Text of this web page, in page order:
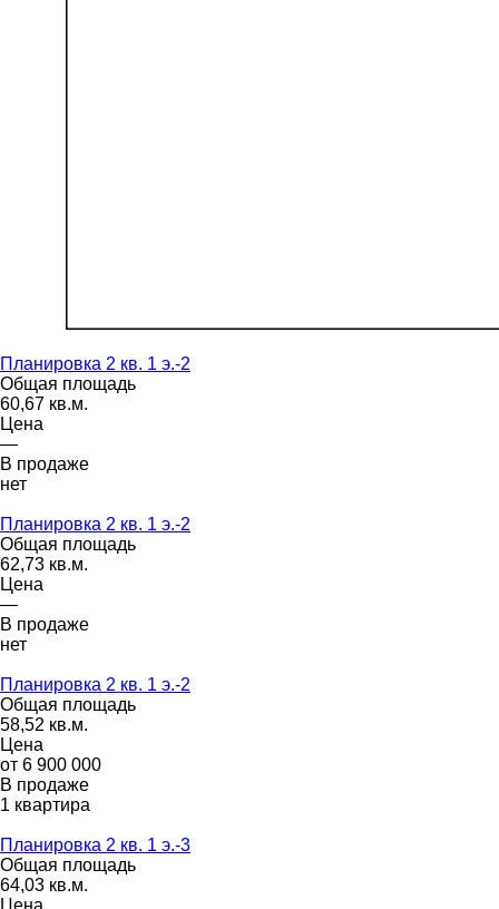
Планировка 2 кв. 1 э.-2
Общая площадь
60,67 кв.м.
Цена
—
В продаже
нет
Планировка 2 кв. 1 э.-2
Общая площадь
62,73 кв.м.
Цена
—
В продаже
нет
Планировка 2 кв. 1 э.-2
Общая площадь
58,52 кв.м.
Цена
от 6 900 000
В продаже
1 квартира
Планировка 2 кв. 1 э.-3
Общая площадь
64,03 кв.м.
Цена